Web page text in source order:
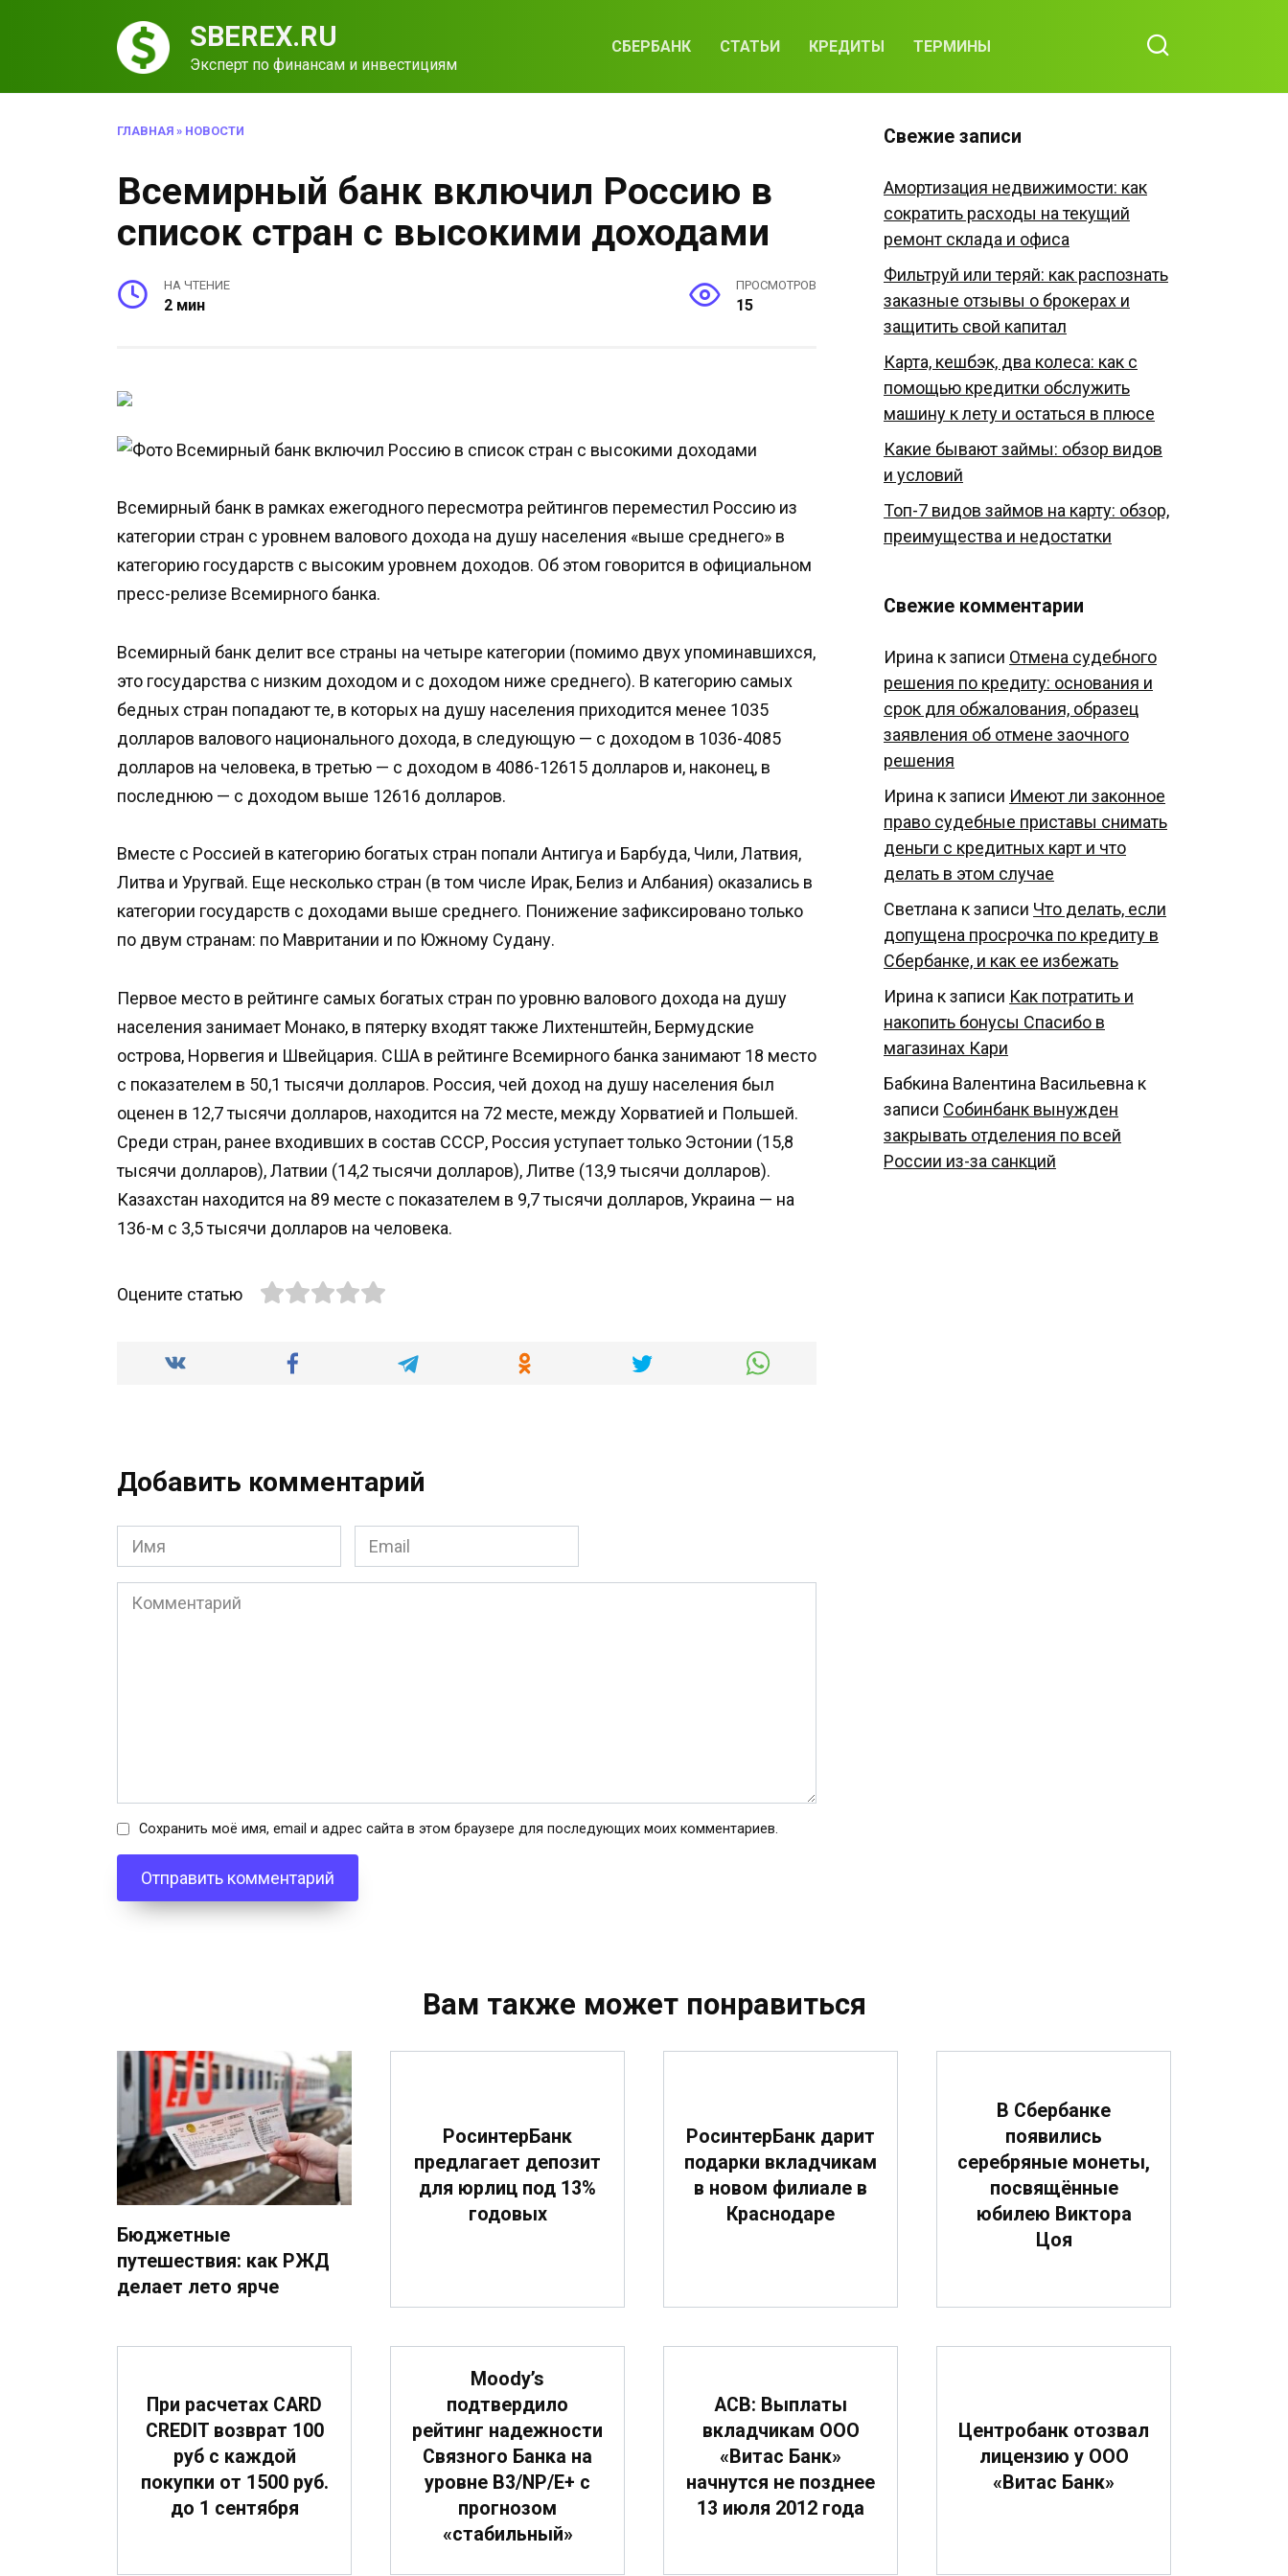
SBEREX.RU
Эксперт по финансам и инвестициям
СБЕРБАНК СТАТЬИ КРЕДИТЫ ТЕРМИНЫ
ГЛАВНАЯ » НОВОСТИ
Всемирный банк включил Россию в
список стран с высокими доходами
НА ЧТЕНИЕ
2 мин
ПРОСМОТРОВ
15
Всемирный банк в рамках ежегодного пересмотра рейтингов переместил Россию из
категории стран с уровнем валового дохода на душу населения «выше среднего» в
категорию государств с высоким уровнем доходов. Об этом говорится в официальном
пресс-релизе Всемирного банка.
Всемирный банк делит все страны на четыре категории (помимо двух упоминавшихся,
это государства с низким доходом и с доходом ниже среднего). В категорию самых
бедных стран попадают те, в которых на душу населения приходится менее 1035
долларов валового национального дохода, в следующую — с доходом в 1036-4085
долларов на человека, в третью — с доходом в 4086-12615 долларов и, наконец, в
последнюю — с доходом выше 12616 долларов.
Вместе с Россией в категорию богатых стран попали Антигуа и Барбуда, Чили, Латвия,
Литва и Уругвай. Еще несколько стран (в том числе Ирак, Белиз и Албания) оказались в
категории государств с доходами выше среднего. Понижение зафиксировано только
по двум странам: по Мавритании и по Южному Судану.
Первое место в рейтинге самых богатых стран по уровню валового дохода на душу
населения занимает Монако, в пятерку входят также Лихтенштейн, Бермудские
острова, Норвегия и Швейцария. США в рейтинге Всемирного банка занимают 18 место
с показателем в 50,1 тысячи долларов. Россия, чей доход на душу населения был
оценен в 12,7 тысячи долларов, находится на 72 месте, между Хорватией и Польшей.
Среди стран, ранее входивших в состав СССР, Россия уступает только Эстонии (15,8
тысячи долларов), Латвии (14,2 тысячи долларов), Литве (13,9 тысячи долларов).
Казахстан находится на 89 месте с показателем в 9,7 тысячи долларов, Украина — на
136-м с 3,5 тысячи долларов на человека.
Оцените статью
Добавить комментарий
Имя
*
Email
*
Комментарий
Сохранить моё имя, email и адрес сайта в этом браузере для последующих моих комментариев.
Свежие записи
Амортизация недвижимости: как
сократить расходы на текущий
ремонт склада и офиса
Фильтруй или теряй: как распознать
заказные отзывы о брокерах и
защитить свой капитал
Карта, кешбэк, два колеса: как с
помощью кредитки обслужить
машину к лету и остаться в плюсе
Какие бывают займы: обзор видов
и условий
Топ-7 видов займов на карту: обзор,
преимущества и недостатки
Свежие комментарии
Ирина к записи Отмена судебного
решения по кредиту: основания и
срок для обжалования, образец
заявления об отмене заочного
решения
Ирина к записи Имеют ли законное
право судебные приставы снимать
деньги с кредитных карт и что
делать в этом случае
Светлана к записи Что делать, если
допущена просрочка по кредиту в
Сбербанке, и как ее избежать
Ирина к записи Как потратить и
накопить бонусы Спасибо в
магазинах Кари
Бабкина Валентина Васильевна к
записи Собинбанк вынужден
закрывать отделения по всей
России из-за санкций
Вам также может понравиться
Бюджетные
путешествия: как РЖД
делает лето ярче
РосинтерБанк
предлагает депозит
для юрлиц под 13%
годовых
РосинтерБанк дарит
подарки вкладчикам
в новом филиале в
Краснодаре
В Сбербанке
появились
серебряные монеты,
посвящённые
юбилею Виктора
Цоя
При расчетах CARD
CREDIT возврат 100
руб с каждой
покупки от 1500 руб.
до 1 сентября
Moody’s
подтвердило
рейтинг надежности
Связного Банка на
уровне B3/NP/E+ с
прогнозом
«стабильный»
АСВ: Выплаты
вкладчикам ООО
«Витас Банк»
начнутся не позднее
13 июля 2012 года
Центробанк отозвал
лицензию у ООО
«Витас Банк»